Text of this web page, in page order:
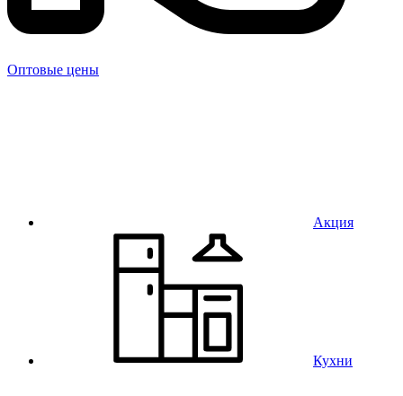
Оптовые цены
Акция
Кухни